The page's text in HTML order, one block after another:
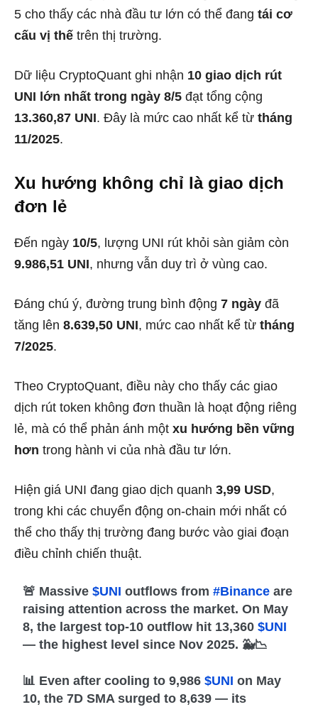
5 cho thấy các nhà đầu tư lớn có thể đang tái cơ
cấu vị thế trên thị trường.
Dữ liệu CryptoQuant ghi nhận 10 giao dịch rút
UNI lớn nhất trong ngày 8/5 đạt tổng cộng
13.360,87 UNI. Đây là mức cao nhất kể từ tháng
11/2025.
Xu hướng không chỉ là giao dịch
đơn lẻ
Đến ngày 10/5, lượng UNI rút khỏi sàn giảm còn
9.986,51 UNI, nhưng vẫn duy trì ở vùng cao.
Đáng chú ý, đường trung bình động 7 ngày đã
tăng lên 8.639,50 UNI, mức cao nhất kể từ tháng
7/2025.
Theo CryptoQuant, điều này cho thấy các giao
dịch rút token không đơn thuần là hoạt động riêng
lẻ, mà có thể phản ánh một xu hướng bền vững
hơn trong hành vi của nhà đầu tư lớn.
Hiện giá UNI đang giao dịch quanh 3,99 USD,
trong khi các chuyển động on-chain mới nhất có
thể cho thấy thị trường đang bước vào giai đoạn
điều chỉnh chiến thuật.
🚨 Massive$UNI outflows from#Binance are
raising attention across the market. On May
8, the largest top-10 outflow hit 13,360$UNI
— the highest level since Nov 2025. 🐳📉
📊 Even after cooling to 9,986$UNI on May
10, the 7D SMA surged to 8,639 — its